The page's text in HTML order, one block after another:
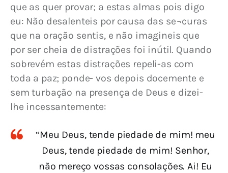
que as quer provar; a estas almas pois digo
eu: Não desalenteis por causa das se¬curas
que na oração sentis, e não imagineis que
por ser cheia de distrações foi inútil. Quando
sobrevém estas distrações repeli-as com
toda a paz; ponde- vos depois docemente e
sem turbação na presença de Deus e dizei-
lhe incessantemente:
“Meu Deus, tende piedade de mim! meu
Deus, tende piedade de mim! Senhor,
não mereço vossas consolações. Ai! Eu